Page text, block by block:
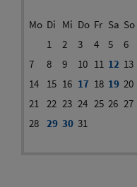
Mo Di Mi Do Fr Sa So
1
2 3 4 5
6
7
8 9 10 11 12 13
14
15 16 17 18 19 20
21 22 23 24 25 26 27
28 29 30 31